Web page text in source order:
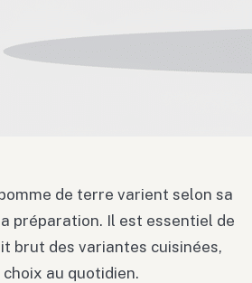
de terre varient selon sa
préparation. Il est essentiel de
brut des variantes cuisinées,
au quotidien.